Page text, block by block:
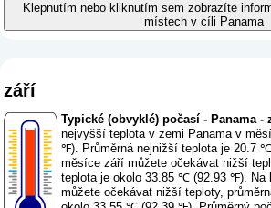
Klepnutím nebo kliknutím sem zobrazíte
místech v cíli Panama
září
Typické (obvyklé) počasí - Panama -
nejvyšší teplota v zemi Panama v
℉). Průměrná nejnižší teplota je 20.7
měsíce září můžete očekávat nižší
teplota je okolo 33.85 ℃ (92.93 ℉). Na
můžete očekávat nižší teploty,